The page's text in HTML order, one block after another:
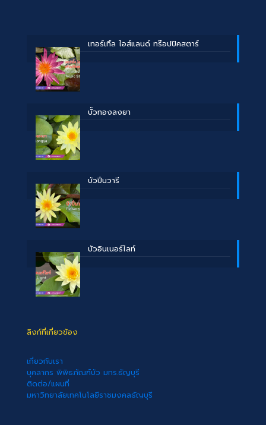
เทอร์เทิ้ล ไอส์แลนด์ ทร๊อปปิคสตาร์
บััวทองลงยา
บัวปิ่นวารี
บัวอินเนอร์ไลท์
ลิงก์ที่เกี่ยวข้อง
เกี่ยวกับเรา
บุคลากร พิพิธภัณฑ์บัว มทร.ธัญบุรี
ติดต่อ/แผนที่
มหาวิทยาลัยเทคโนโลยีราชมงคลธัญบุรี